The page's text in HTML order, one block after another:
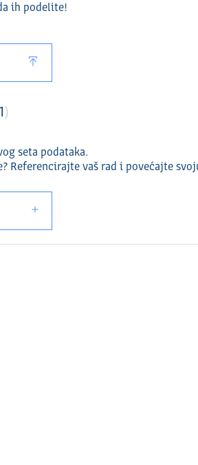
ih podelite!
1
seta podataka.
Referencirajte vaš rad i povećajte